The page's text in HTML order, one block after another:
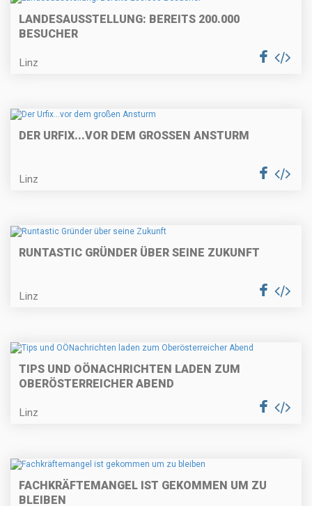
LANDESAUSSTELLUNG: BEREITS 200.000
BESUCHER
Linz
DER URFIX...VOR DEM GROSSEN ANSTURM
Linz
RUNTASTIC GRÜNDER ÜBER SEINE ZUKUNFT
Linz
TIPS UND OÖNACHRICHTEN LADEN ZUM
OBERÖSTERREICHER ABEND
Linz
FACHKRÄFTEMANGEL IST GEKOMMEN UM ZU
BLEIBEN